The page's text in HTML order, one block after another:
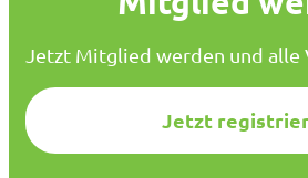
*Jetzt Mitglied werden und alle
Jetzt